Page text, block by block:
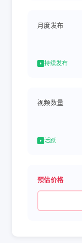
月度发布
持续发布
视频数量
活跃
预估价格